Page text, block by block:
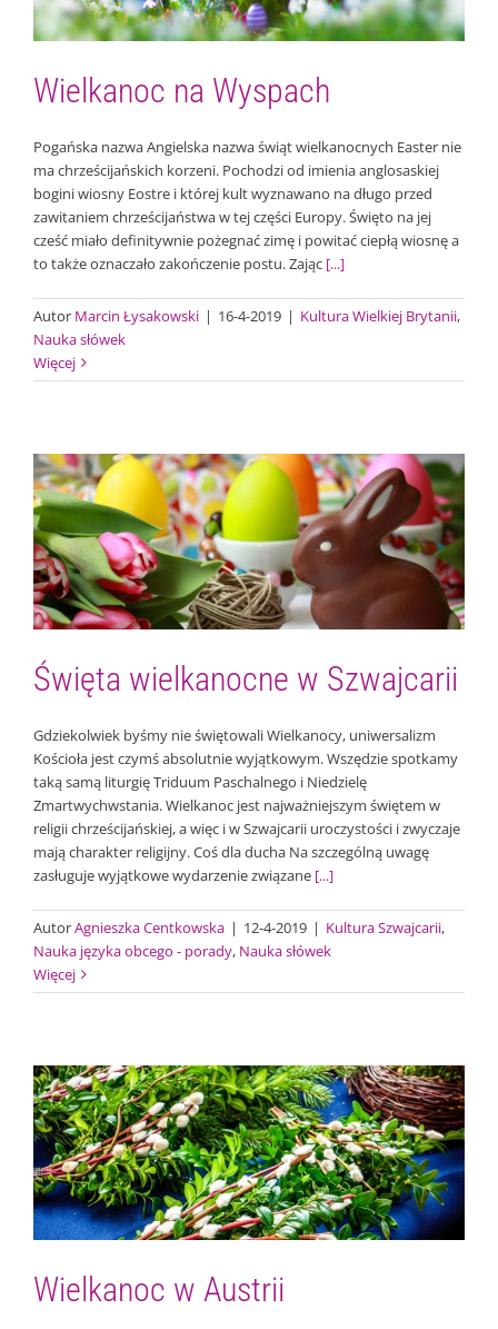
Wielkanoc na Wyspach
Pogańska nazwa Angielska nazwa świąt wielkanocnych Easter nie
ma chrześcijańskich korzeni. Pochodzi od imienia anglosaskiej
bogini wiosny Eostre i której kult wyznawano na długo przed
zawitaniem chrześcijaństwa w tej części Europy. Święto na jej
cześć miało definitywnie pożegnać zimę i powitać ciepłą wiosnę a
to także oznaczało zakończenie postu. Zając [...]
Autor Marcin Łysakowski | 16-4-2019 | Kultura Wielkiej Brytanii,
Nauka słówek
Więcej
Święta wielkanocne w Szwajcarii
Kultura Szwajcarii Nauka języka obcego - porady
Nauka słówek
Święta wielkanocne w Szwajcarii
Gdziekolwiek byśmy nie świętowali Wielkanocy, uniwersalizm
Kościoła jest czymś absolutnie wyjątkowym. Wszędzie spotkamy
taką samą liturgię Triduum Paschalnego i Niedzielę
Zmartwychwstania. Wielkanoc jest najważniejszym świętem w
religii chrześcijańskiej, a więc i w Szwajcarii uroczystości i zwyczaje
mają charakter religijny. Coś dla ducha Na szczególną uwagę
zasługuje wyjątkowe wydarzenie związane [...]
AutorAgnieszka Centkowska | 12-4-2019 | Kultura Szwajcarii,
Nauka języka obcego - porady, Nauka słówek
Więcej
Wielkanoc w Austrii
Kultura Austrii Nauka słówek
Wielkanoc w Austrii